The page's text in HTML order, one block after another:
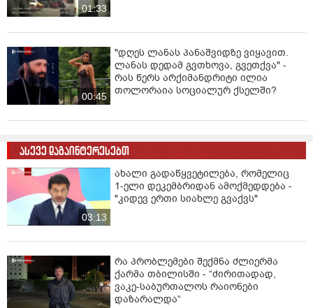
01:33
00:45
"დღეს ლანას პანაშვიდზე ვიყავით.
ლანას დედამ გვთხოვა, გვეთქვა" -
რას წერს არქიმანდრიტი ილია
თოლორაია სოციალურ ქსელში?
ასევე დაგაინტერესებთ
03:13
ახალი გადაწყვეტილება, რომელიც
1-ელი დეკემბრიდან ამოქმედდება -
"კიდევ ერთი სიახლე გვაქვს"
რა პრობლემები შექმნა ძლიერმა
ქარმა თბილისში - “ძირითადად,
ვაკე-საბურთალოს რაიონები
დაზარალდა“